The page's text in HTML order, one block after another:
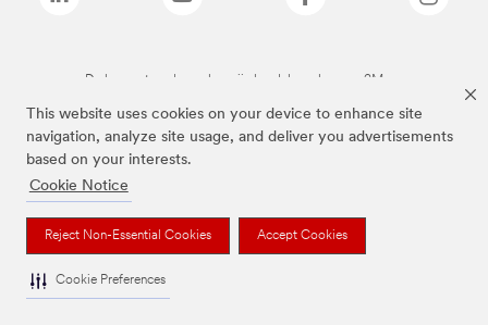
This website uses cookies on your device to enhance site
navigation, analyze site usage, and deliver you advertisements
based on your interests.
Cookie Notice
Reject Non-Essential Cookies Accept Cookies
Cookie Preferences
De bovenstaande merken zijn handelsmerken van 3M.we